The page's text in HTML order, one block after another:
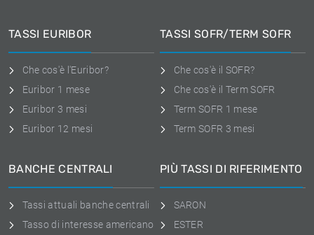
TASSI EURIBOR
Che cos'è l'Euribor?
Euribor 1 mese
Euribor 3 mesi
Euribor 12 mesi
TASSI SOFR/TERM SOFR
Che cos'è il SOFR?
Che cos'è il Term SOFR
Term SOFR 1 mese
Term SOFR 3 mesi
BANCHE CENTRALI
Tassi attuali banche centrali
Tasso di interesse americano
PIÙ TASSI DI RIFERIMENTO
SARON
ESTER